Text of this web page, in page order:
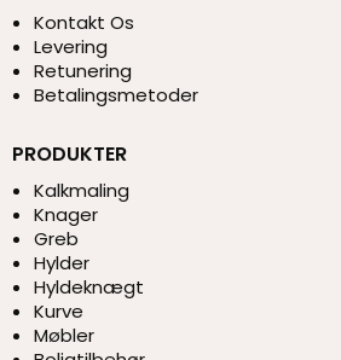
Kontakt Os
Levering
Retunering
Betalingsmetoder
PRODUKTER
Kalkmaling
Knager
Greb
Hylder
Hyldeknægt
Kurve
Møbler